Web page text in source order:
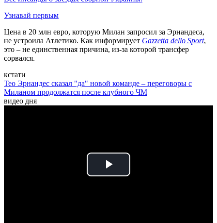
Узнавай первым
Цена в 20 млн евро, которую Милан запросил за Эрнандеса,
не устроила Атлетико. Как информирует Gazzetta dello Sport,
это – не единственная причина, из-за которой трансфер
сорвался.
кстати
Тео Эрнандес сказал "да" новой команде – переговоры с
Миланом продолжатся после клубного ЧМ
видео дня
Play